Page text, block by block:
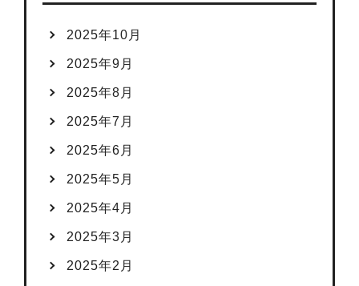
2025年10月
2025年9月
2025年8月
2025年7月
2025年6月
2025年5月
2025年4月
2025年3月
2025年2月